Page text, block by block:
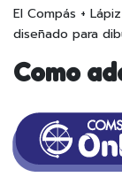
El Compás +
diseñado para
Como